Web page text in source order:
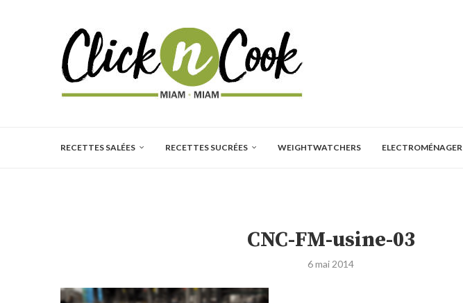
RECETTES SALÉES RECETTES SUCRÉES WEIGHTWATCHERS ELECTROMÉNAGER
CNC-FM-usine-03
6 mai 2014